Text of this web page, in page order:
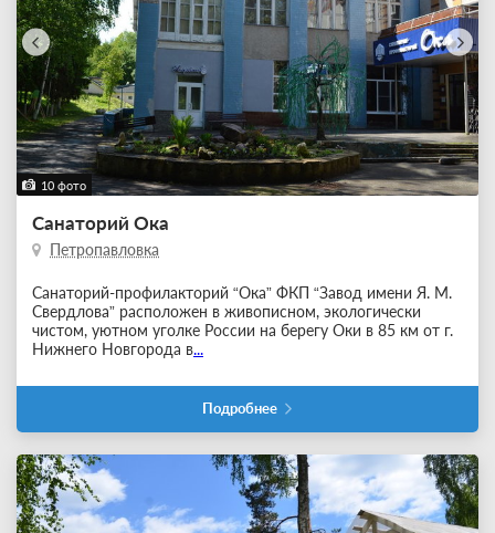
10 фото
Санаторий Ока
Петропавловка
Санаторий-профилакторий “Ока” ФКП “Завод имени Я. М.
Свердлова” расположен в живописном, экологически
чистом, уютном уголке России на берегу Оки в 85 км от г.
Нижнего Новгорода в...
Подробнее